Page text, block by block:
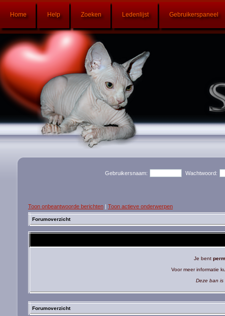
Home Help Zoeken Ledenlijst Gebruikerspaneel
Gebruikersnaam: Wachtwoord:
Toon onbeantwoorde berichten | Toon actieve onderwerpen
Forumoverzicht
Je bent
Voor meer informatie
Deze ban is
Forumoverzicht